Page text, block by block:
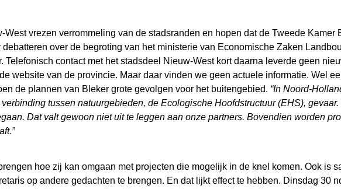
vrezen verrommeling van de stadsranden en hopen dat de Tweede Kamer
over de begroting van het ministerie van Economische Zaken
Telefonisch contact met het stadsdeel Nieuw-West kort daarna leverde geen
website van de provincie. Maar daar vinden we geen actuele informatie. Wel
de plannen van Bleker grote gevolgen voor het buitengebied. “In Noord-
tussen natuurgebieden, de Ecologische Hoofdstructuur (EHS),
Dat valt gewoon niet uit te leggen aan onze partners. Bovendien worden
hoe zij kan omgaan met projecten die mogelijk in de knel komen. Ook is
op andere gedachten te brengen. En dat lijkt effect te hebben. Dinsdag 30